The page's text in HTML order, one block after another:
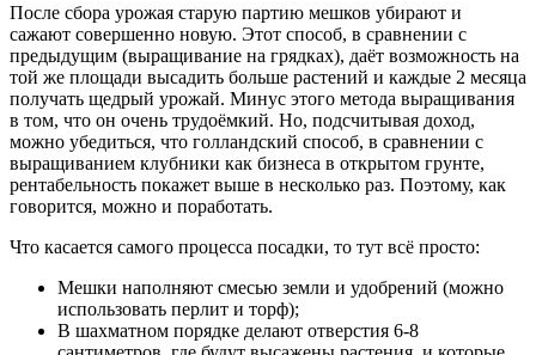
После сбора урожая старую партию мешков убирают и
сажают совершенно новую. Этот способ, в сравнении с
предыдущим (выращивание на грядках), даёт возможность на
той же площади высадить больше растений и каждые 2 месяца
получать щедрый урожай. Минус этого метода выращивания
в том, что он очень трудоёмкий. Но, подсчитывая доход,
можно убедиться, что голландский способ, в сравнении с
выращиванием клубники как бизнеса в открытом грунте,
рентабельность покажет выше в несколько раз. Поэтому, как
говорится, можно и поработать.
Что касается самого процесса посадки, то тут всё просто:
Мешки наполняют смесью земли и удобрений (можно
использовать перлит и торф);
В шахматном порядке делают отверстия 6-8